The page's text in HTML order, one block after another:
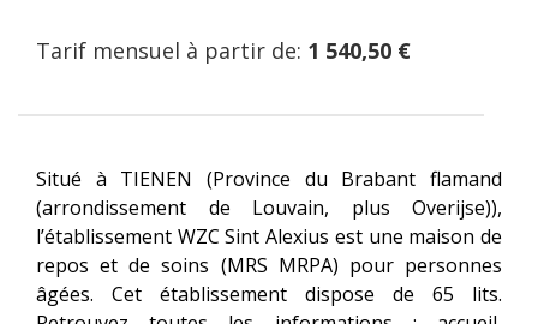
Tarif mensuel à partir de: 1 540,50 €
Situé à TIENEN (Province du Brabant flamand
(arrondissement de Louvain, plus Overijse)),
l’établissement WZC Sint Alexius est une maison de
repos et de soins (MRS MRPA) pour personnes
âgées. Cet établissement dispose de 65 lits.